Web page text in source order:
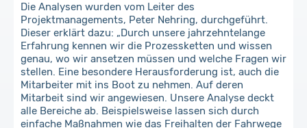
Die Analysen wurden vom Leiter des
Projektmanagements, Peter Nehring, durchgeführt.
Dieser erklärt dazu: „Durch unsere jahrzehntelange
Erfahrung kennen wir die Prozessketten und wissen
genau, wo wir ansetzen müssen und welche Fragen wir
stellen. Eine besondere Herausforderung ist, auch die
Mitarbeiter mit ins Boot zu nehmen. Auf deren
Mitarbeit sind wir angewiesen. Unsere Analyse deckt
alle Bereiche ab. Beispielsweise lassen sich durch
einfache Maßnahmen wie das Freihalten der Fahrwege